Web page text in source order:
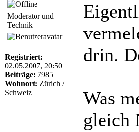
Moderator und
Technik
Registriert:
02.05.2007, 20:50
Beiträge: 7985
Wohnort: Zürich /
Schweiz
drin.
Was
gleich